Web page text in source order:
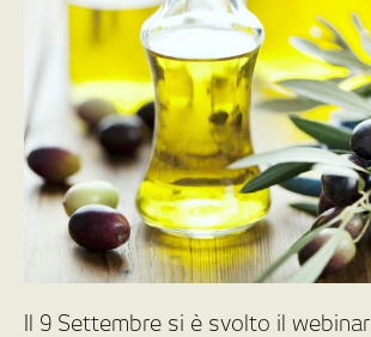
Il 9 Settembre si è svolto il webinar